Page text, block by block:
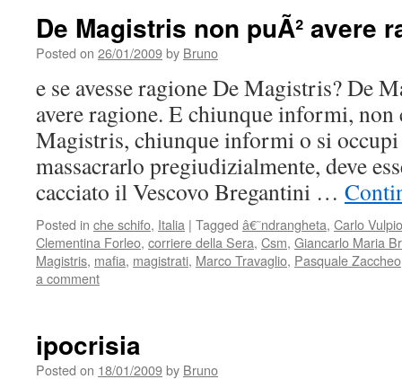
De Magistris non puÃ² avere
Posted on 26/01/2009by Bruno
e se avesse ragione De Magistris? De
avere ragione. E chiunque informi, non
Magistris, chiunque informi o si
massacrarlo pregiudizialmente, deve
cacciato il Vescovo Bregantini …
Posted in che schifo, Italia | Tagged â€˜ndrangheta, Carlo Vulpio
Clementina Forleo, corriere della Sera, Csm, Giancarlo Maria
Magistris, mafia, magistrati, Marco Travaglio, Pasquale Zaccheo
a comment
ipocrisia
Posted on 18/01/2009by Bruno